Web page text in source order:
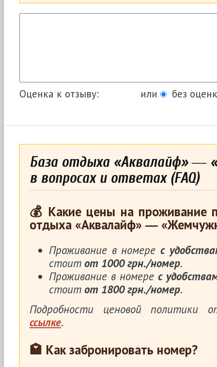
Оценка к отзыву: или без
База отдыха «Аквалайф» ―
в вопросах и ответах (FAQ)
💰 Какие цены на проживание
отдыха «Аквалайф» ―
Проживание в номерес
стоит от 1000 грн./номер.
Проживание в номере с
стоит от 1800 грн./номер.
Подробности ценовой политики
ссылке.
🏩 Как забронировать номер?